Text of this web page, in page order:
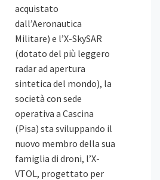
acquistato
dall’Aeronautica
Militare) e l’X-SkySAR
(dotato del più leggero
radar ad apertura
sintetica del mondo), la
società con sede
operativa a Cascina
(Pisa) sta sviluppando il
nuovo membro della sua
famiglia di droni, l’X-
VTOL, progettato per